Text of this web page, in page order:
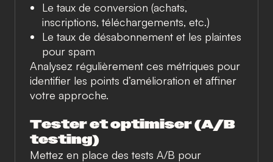
Le taux de conversion (achats,
inscriptions, téléchargements, etc.)
Le taux de désabonnement et les plaintes
pour spam
Analysez régulièrement ces métriques pour
identifier les points d’amélioration et affiner
votre approche.
Tester et optimiser (A/B
testing)
Mettez en place des tests A/B pour